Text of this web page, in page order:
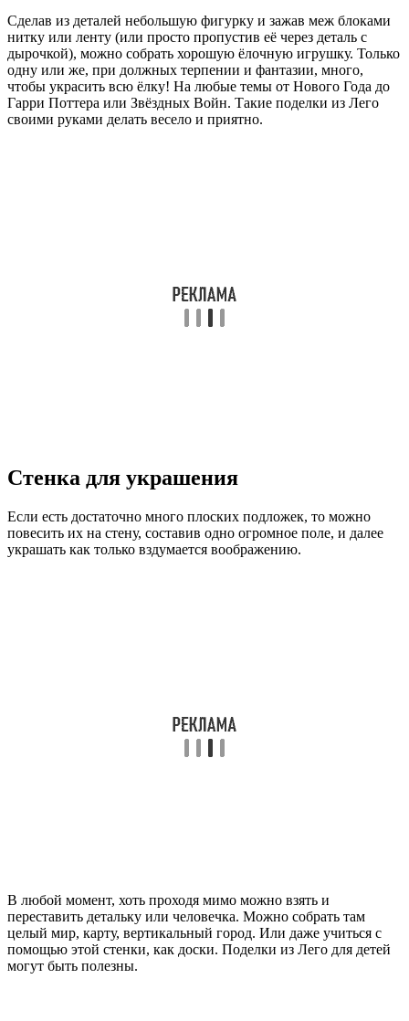
Сделав из деталей небольшую фигурку и зажав меж блоками
нитку или ленту (или просто пропустив её через деталь с
дырочкой), можно собрать хорошую ёлочную игрушку. Только
одну или же, при должных терпении и фантазии, много,
чтобы украсить всю ёлку! На любые темы от Нового Года до
Гарри Поттера или Звёздных Войн. Такие поделки из Лего
своими руками делать весело и приятно.
Стенка для украшения
Если есть достаточно много плоских подложек, то можно
повесить их на стену, составив одно огромное поле, и далее
украшать как только вздумается воображению.
В любой момент, хоть проходя мимо можно взять и
переставить детальку или человечка. Можно собрать там
целый мир, карту, вертикальный город. Или даже учиться с
помощью этой стенки, как доски. Поделки из Лего для детей
могут быть полезны.